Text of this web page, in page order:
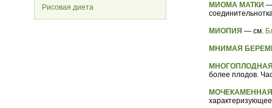
Рисовая диета
МИОМА МАТКИ —
МИОПИЯ — см.
МНИМАЯ
более плодов.